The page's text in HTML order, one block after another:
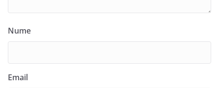
Nume
Email